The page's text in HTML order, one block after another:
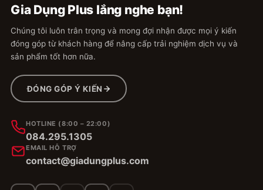
Gia Dụng Plus lắng nghe bạn!
Chúng tôi luôn trân trọng và mong đợi nhận được mọi ý kiến
đóng góp từ khách hàng để nâng cấp trải nghiệm dịch vụ và
sản phẩm tốt hơn nữa.
ĐÓNG GÓP Ý KIẾN
HOTLINE (8:00 – 22:00)
084.295.1305
EMAIL HỖ TRỢ
contact@giadungplus.com